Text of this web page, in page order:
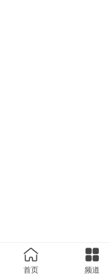
首页 频道